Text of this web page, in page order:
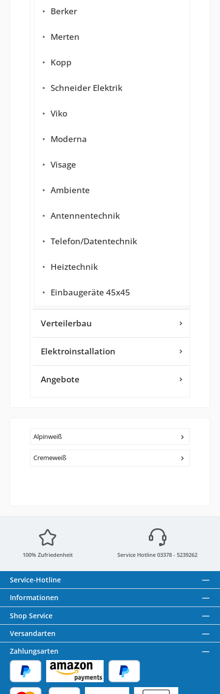
Berker
Merten
Kopp
Schneider Elektrik
Viko
Moderna
Visage
Ambiente
Antennentechnik
Telefon/Datentechnik
Heiztechnik
Einbaugeräte 45x45
Verteilerbau
Elektroinstallation
Angebote
Alpinweiß
Cremeweiß
100% Zufriedenheit Service Hotline 03378 - 5239262
Service-Hotline
Informationen
Shop Service
Versandarten
Zahlungsarten
PayPal Amazon Pay Später Bezahlen